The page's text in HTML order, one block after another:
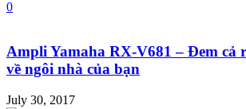
0
Ampli Yamaha RX-V681 – Đem cả
về ngôi nhà của bạn
July 30, 2017